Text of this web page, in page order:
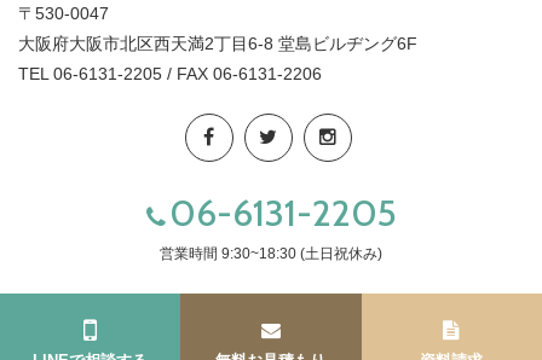
〒530-0047
大阪府大阪市北区西天満2丁目6-8 堂島ビルヂング6F
TEL 06-6131-2205 / FAX 06-6131-2206
06-6131-2205
営業時間 9:30~18:30 (土日祝休み)